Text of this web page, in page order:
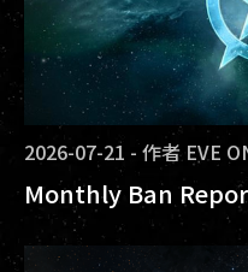
2026-07-21 - 作者 EVE
Monthly Ban